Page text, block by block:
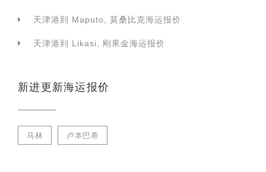
天津港到 Maputo, 莫桑比克海运报价
天津港到 Likasi, 刚果金海运报价
新进更新海运报价
马林 卢本巴希